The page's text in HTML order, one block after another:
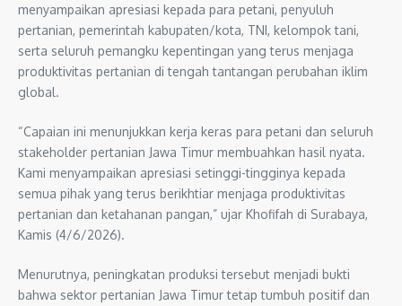
menyampaikan apresiasi kepada para petani, penyuluh
pertanian, pemerintah kabupaten/kota, TNI, kelompok tani,
serta seluruh pemangku kepentingan yang terus menjaga
produktivitas pertanian di tengah tantangan perubahan iklim
global.
“Capaian ini menunjukkan kerja keras para petani dan seluruh
stakeholder pertanian Jawa Timur membuahkan hasil nyata.
Kami menyampaikan apresiasi setinggi-tingginya kepada
semua pihak yang terus berikhtiar menjaga produktivitas
pertanian dan ketahanan pangan,” ujar Khofifah di Surabaya,
Kamis (4/6/2026).
Menurutnya, peningkatan produksi tersebut menjadi bukti
bahwa sektor pertanian Jawa Timur tetap tumbuh positif dan